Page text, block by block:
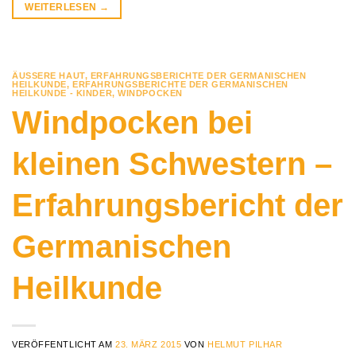
WEITERLESEN →
ÄUSSERE HAUT , ERFAHRUNGSBERICHTE DER GERMANISCHEN
HEILKUNDE,ERFAHRUNGSBERICHTE DER GERMANISCHEN
HEILKUNDE - KINDER,WINDPOCKEN
Windpocken bei
kleinen Schwestern –
Erfahrungsbericht der
Germanischen
Heilkunde
VERÖFFENTLICHT AM23. MÄRZ 2015 VON HELMUT PILHAR